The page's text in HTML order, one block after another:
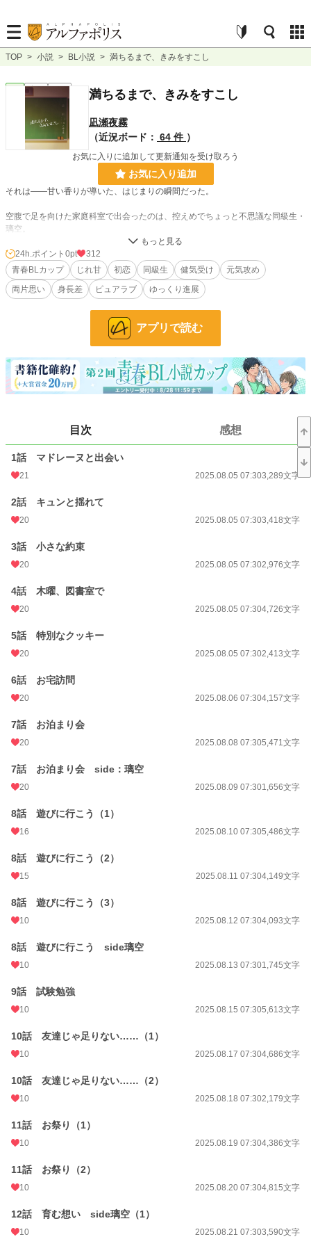
TOP > 小説 > BL小説 > 満ちるまで、きみをすこし
完結 長編 満ちるまで、きみをすこし
凪瀬夜霧
（近況ボード： 64 件 ）
お気に入りに追加して更新通知を受け取ろう
お気に入り追加
それは――甘い香りが導いた、はじまりの瞬間だった。
空腹で足を向けた家庭科室で出会ったのは、控えめでちょっと不思議な同級生・
璃空。
おっとりしていて、笑顔が可愛くて――だけど時々、寂しそうな顔をする。
守りたい……。もっと笑って、泣かないで。
一緒に過ごす時間が増えるにつれて膨らむ想いは……これが恋、だろうか。
あと少しの距離がもどかしい、青春ピュアストーリー。
小説 228,638 位 / 228,638 件
BL 31,391 位 / 31,391 件
24h.ポイント 0 pt
初回公開日時
初回完結日時 2025.08.25 22:18
週間ポイント
月間ポイント 91 pt (67,482 位)
年間ポイント
累計ポイント 10,565 pt (94,565 位)
24h.ポイント 0pt
312
青春BLカップ​
じれ甘 初恋 同級生 健気受け
元気攻め
両片思い
身長差 ピュアラブ ゆっくり進展
アプリで読む
目次 感想
1話 マドレーヌと出会い
21 2025.08.05 07:303,289文字
2話 キュンと揺れて
20 2025.08.05 07:303,418文字
3話 小さな約束
20 2025.08.05 07:302,976文字
4話 木曜、図書室で
20 2025.08.05 07:304,726文字
5話 特別なクッキー
20 2025.08.05 07:302,413文字
6話 お宅訪問
20 2025.08.06 07:304,157文字
7話 お泊まり会
20 2025.08.08 07:305,471文字
7話 お泊まり会 side：璃空
20 2025.08.09 07:301,656文字
8話 遊びに行こう（1）
16 2025.08.10 07:305,486文字
8話 遊びに行こう（2）
15 2025.08.11 07:304,149文字
8話 遊びに行こう（3）
10 2025.08.12 07:304,093文字
8話 遊びに行こう side璃空
10 2025.08.13 07:301,745文字
9話 試験勉強
10 2025.08.15 07:305,613文字
10話 友達じゃ足りない……（1）
10 2025.08.17 07:304,686文字
10話 友達じゃ足りない……（2）
10 2025.08.18 07:302,179文字
11話 お祭り（1）
10 2025.08.19 07:304,386文字
11話 お祭り（2）
10 2025.08.20 07:304,815文字
12話 育む想い side璃空（1）
10 2025.08.21 07:303,590文字